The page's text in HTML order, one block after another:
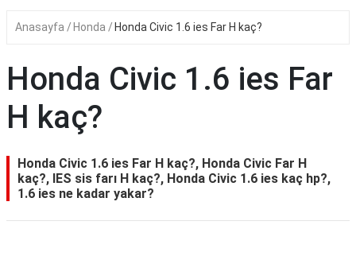
Fiat
Hyundai
Opel
Peugeot
Renault
Toyota
Anasayfa Honda Honda Civic 1.6 ies Far H kaç?
Honda Civic 1.6 ies Far
H kaç?
Honda Civic 1.6 ies Far H kaç?, Honda Civic Far H
kaç?, IES sis farı H kaç?, Honda Civic 1.6 ies kaç hp?,
1.6 ies ne kadar yakar?